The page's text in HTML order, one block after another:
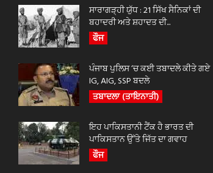
ਸਾਰਾਗੜ੍ਹੀ ਯੁੱਧ : 21 ਸਿੱਖ ਸੈਨਿਕਾਂ ਦੀ
ਬਹਾਦਰੀ ਅਤੇ ਸ਼ਹਾਦਤ ਦੀ...
ਫੌਜ
ਪੰਜਾਬ ਪੁਲਿਸ ‘ਚ ਕਈ ਤਬਾਦਲੇ ਕੀਤੇ ਗਏ
IG, AIG, SSP ਬਦਲੇ
ਤਬਾਦਲਾ (ਤਾਇਨਾਤੀ)
ਇਹ ਪਾਕਿਸਤਾਨੀ ਟੈਂਕ ਹੈ ਭਾਰਤ ਦੀ
ਪਾਕਿਸਤਾਨ ਉੱਤੇ ਜਿੱਤ ਦਾ ਗਵਾਹ
ਫੌਜ